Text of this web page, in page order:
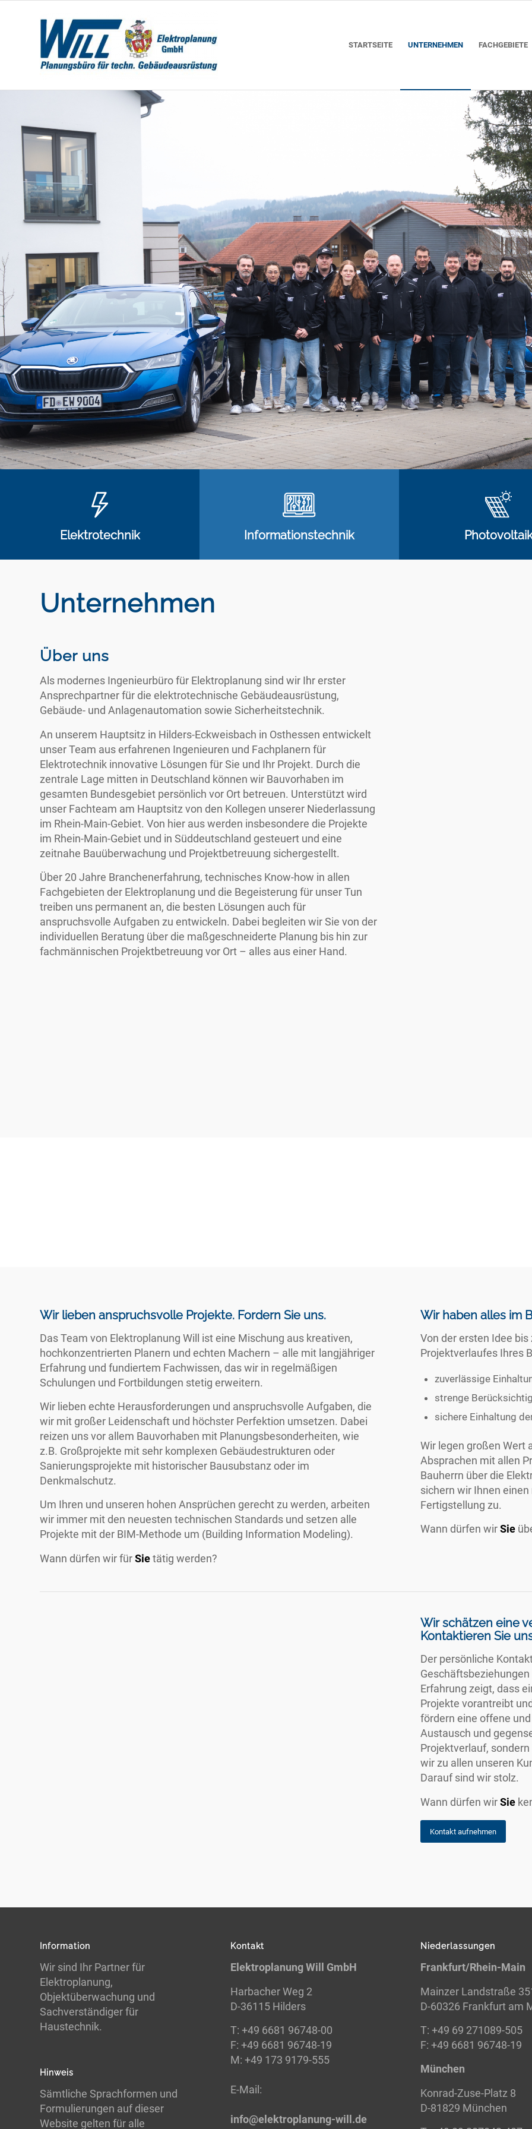
STARTSEITE UNTERNEHMEN FACHGEBIETE
Elektrotechnik Informationstechnik
Unternehmen
Über uns
Als modernes Ingenieurbüro für Elektroplanung sind wir Ihr erster
Ansprechpartner für die elektrotechnische Gebäudeausrüstung,
Gebäude- und Anlagenautomation sowie Sicherheitstechnik.
An unserem Hauptsitz in Hilders-Eckweisbach in Osthessen entwickelt
unser Team aus erfahrenen Ingenieuren und Fachplanern für
Elektrotechnik innovative Lösungen für Sie und Ihr Projekt. Durch die
zentrale Lage mitten in Deutschland können wir Bauvorhaben im
gesamten Bundesgebiet persönlich vor Ort betreuen. Unterstützt wird
unser Fachteam am Hauptsitz von den Kollegen unserer Niederlassung
im Rhein-Main-Gebiet. Von hier aus werden insbesondere die Projekte
im Rhein-Main-Gebiet und in Süddeutschland gesteuert und eine
zeitnahe Bauüberwachung und Projektbetreuung sichergestellt.
Über 20 Jahre Branchenerfahrung, technisches Know-how in allen
Fachgebieten der Elektroplanung und die Begeisterung für unser Tun
treiben uns permanent an, die besten Lösungen auch für
anspruchsvolle Aufgaben zu entwickeln. Dabei begleiten wir Sie von der
individuellen Beratung über die maßgeschneiderte Planung bis hin zur
fachmännischen Projektbetreuung vor Ort – alles aus einer Hand.
Wir lieben anspruchsvolle Projekte. Fordern Sie uns.
Das Team von Elektroplanung Will ist eine Mischung aus kreativen,
hochkonzentrierten Planern und echten Machern – alle mit langjähriger
Erfahrung und fundiertem Fachwissen, das wir in regelmäßigen
Schulungen und Fortbildungen stetig erweitern.
Wir lieben echte Herausforderungen und anspruchsvolle Aufgaben, die
wir mit großer Leidenschaft und höchster Perfektion umsetzen. Dabei
reizen uns vor allem Bauvorhaben mit Planungsbesonderheiten, wie
z.B. Großprojekte mit sehr komplexen Gebäudestrukturen oder
Sanierungsprojekte mit historischer Bausubstanz oder im
Denkmalschutz.
Um Ihren und unseren hohen Ansprüchen gerecht zu werden, arbeiten
wir immer mit den neuesten technischen Standards und setzen alle
Projekte mit der BIM-Methode um (Building Information Modeling).
Wann dürfen wir fürSietätig werden?
Wir haben alles im
Von der ersten Idee
Projektverlaufes Ihres
zuverlässige
strenge
sichere Einhaltung
Wir legen großen Wert
Absprachen mit allen
Bauherrn über die
sichern wir Ihnen
Fertigstellung zu.
Wann dürfen wirSie
Wir schätzen eine
Kontaktieren Sie
Der persönliche
Erfahrung zeigt, dass
Projekte vorantreibt
fördern eine offene
Austausch und
Projektverlauf,
wir zu allen unseren
Darauf sind wir stolz.
Wann dürfen wirSie
Kontakt aufnehmen
Information
Wir sind Ihr Partner für
Elektroplanung,
Objektüberwachung und
Sachverständiger für
Haustechnik.
Hinweis
Sämtliche Sprachformen und
Formulierungen auf dieser
Website gelten für alle
Kontakt
Elektroplanung Will GmbH
Harbacher Weg 2
D-36115 Hilders
T: +49 6681 96748-00
F: +49 6681 96748-19
M: +49 173 9179-555
E-Mail:
info@elektroplanung-will.de
Niederlassungen
Frankfurt/Rhein-Main
Mainzer Landstraße
D-60326 Frankfurt am
T: +49 69 271089-505
F: +49 6681 96748-19
München
Konrad-Zuse-Platz 8
D-81829 München